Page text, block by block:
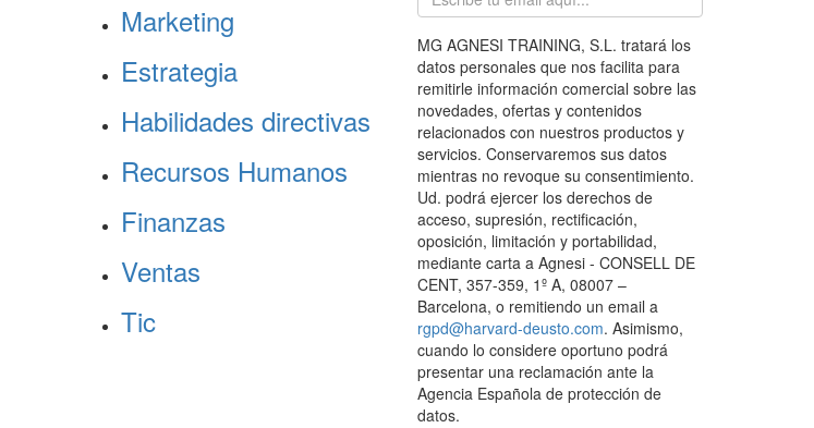
Marketing
Estrategia
Habilidades directivas
Recursos Humanos
Finanzas
Ventas
Tic
MG AGNESI TRAINING, S.L. tratará los
datos personales que nos facilita para
remitirle información comercial sobre las
novedades, ofertas y contenidos
relacionados con nuestros productos y
servicios. Conservaremos sus datos
mientras no revoque su consentimiento.
Ud. podrá ejercer los derechos de
acceso, supresión, rectificación,
oposición, limitación y portabilidad,
mediante carta a Agnesi - CONSELL DE
CENT, 357-359, 1º A, 08007 –
Barcelona, o remitiendo un email a
rgpd@harvard-deusto.com. Asimismo,
cuando lo considere oportuno podrá
presentar una reclamación ante la
Agencia Española de protección de
datos.